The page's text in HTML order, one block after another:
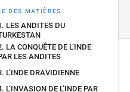
DES MATIÈRES
LES ANDITES DU
LA CONQUÊTE DE L’INDE
LES ANDITES
L’INDE DRAVIDIENNE
L’INVASION DE L’INDE PAR